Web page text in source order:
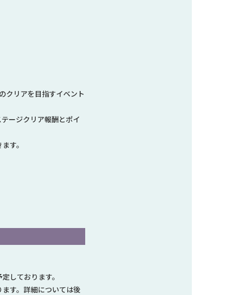
クリアを目指すイベント
ージクリア報酬とポイ
す。
しております。
す。詳細については後